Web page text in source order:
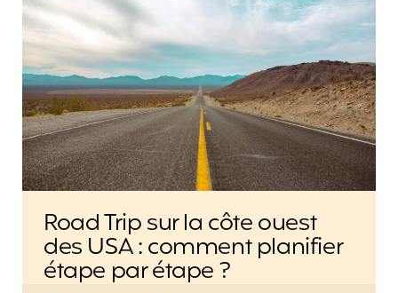
Road Trip sur la côte ouest
des USA : comment planifier
étape par étape ?